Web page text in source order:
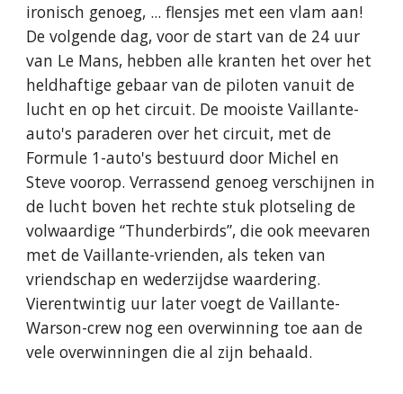
ironisch genoeg, ... flensjes met een vlam aan!
De volgende dag, voor de start van de 24 uur
van Le Mans, hebben alle kranten het over het
heldhaftige gebaar van de piloten vanuit de
lucht en op het circuit. De mooiste Vaillante-
auto's paraderen over het circuit, met de
Formule 1-auto's bestuurd door Michel en
Steve voorop. Verrassend genoeg verschijnen in
de lucht boven het rechte stuk plotseling de
volwaardige “Thunderbirds”, die ook meevaren
met de Vaillante-vrienden, als teken van
vriendschap en wederzijdse waardering.
Vierentwintig uur later voegt de Vaillante-
Warson-crew nog een overwinning toe aan de
vele overwinningen die al zijn behaald.